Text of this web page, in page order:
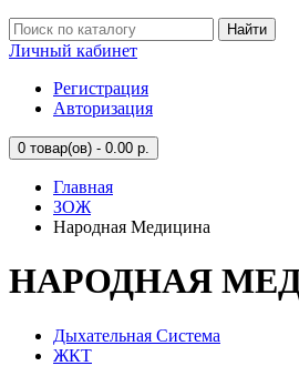
Найти
Личный кабинет
Регистрация
Авторизация
0 товар(ов) - 0.00 р.
Главная
ЗОЖ
Народная Медицина
НАРОДНАЯ
Дыхательная Система
ЖКТ